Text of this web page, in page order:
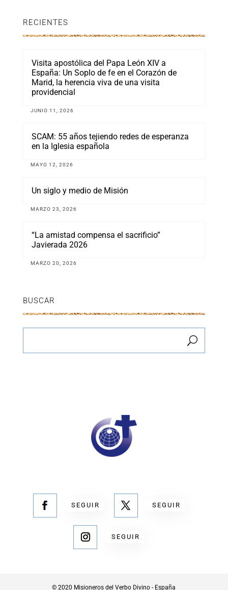
RECIENTES
Visita apostólica del Papa León XIV a
España: Un Soplo de fe en el Corazón de
Marid, la herencia viva de una visita
providencial
JUNIO 11, 2026
SCAM: 55 años tejiendo redes de esperanza
en la Iglesia española
MAYO 12, 2026
Un siglo y medio de Misión
MARZO 23, 2026
“La amistad compensa el sacrificio”
Javierada 2026
MARZO 20, 2026
BUSCAR
SEGUIR SEGUIR
SEGUIR
© 2020 Misioneros del Verbo Divino - España